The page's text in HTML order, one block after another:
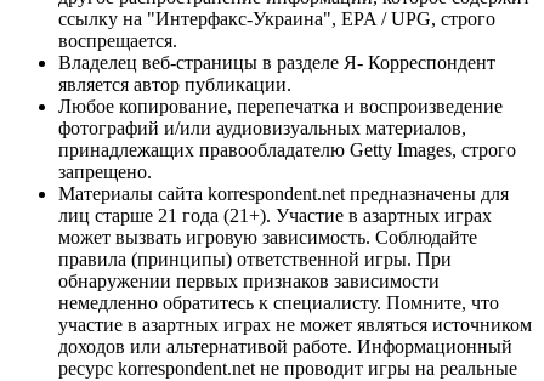
ссылку на "Интерфакс-Украина", EPA / UPG, строго
воспрещается.
Владелец веб-страницы в разделе Я- Корреспондент
является автор публикации.
Любое копирование, перепечатка и воспроизведение
фотографий и/или аудиовизуальных материалов,
принадлежащих правообладателю Getty Images, строго
запрещено.
Материалы сайта korrespondent.net предназначены для
лиц старше 21 года (21+). Участие в азартных играх
может вызвать игровую зависимость. Соблюдайте
правила (принципы) ответственной игры. При
обнаружении первых признаков зависимости
немедленно обратитесь к специалисту. Помните, что
участие в азартных играх не может являться источником
доходов или альтернативой работе. Информационный
ресурс korrespondent.net не проводит игры на реальные